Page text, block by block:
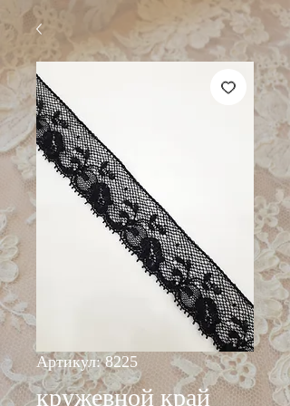
Артикул: 8225
кружевной край